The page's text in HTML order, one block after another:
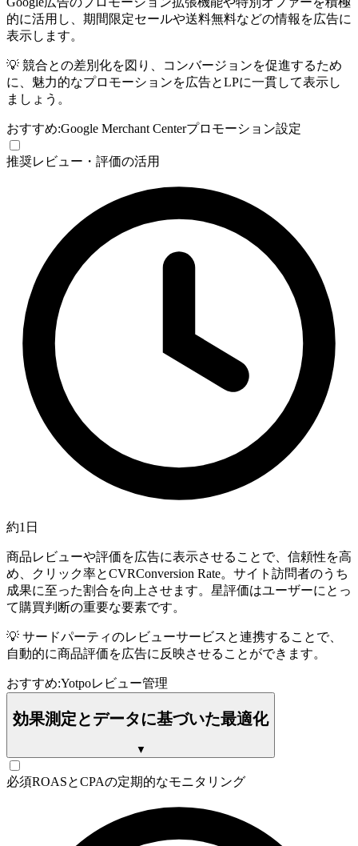
的に活用し、期間限定セールや送料無料などの情報を広告に
表示します。
💡 競合との差別化を図り、コンバージョンを促進するため
に、魅力的なプロモーションを広告とLPに一貫して表示し
ましょう。
おすすめ:Google Merchant Centerプロモーション設定
推奨レビュー・評価の活用
約1日
商品レビューや評価を広告に表示させることで、信頼性を高
め、クリック率とCVRConversion Rate。サイト訪問者のうち
成果に至った割合を向上させます。星評価はユーザーにとっ
て購買判断の重要な要素です。
💡 サードパーティのレビューサービスと連携することで、
自動的に商品評価を広告に反映させることができます。
おすすめ:Yotpoレビュー管理
効果測定とデータに基づいた最適化
▼
必須ROASとCPAの定期的なモニタリング